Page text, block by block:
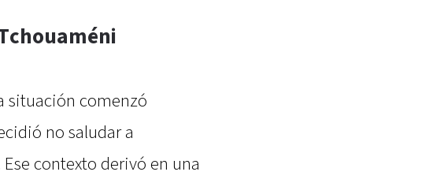
situación comenzó
no saludar a
contexto derivó en una